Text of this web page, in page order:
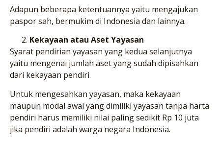
Adapun beberapa ketentuannya yaitu mengajukan
paspor sah, bermukim di Indonesia dan lainnya.
Kekayaan atau Aset Yayasan
Syarat pendirian yayasan yang kedua selanjutnya
yaitu mengenai jumlah aset yang sudah dipisahkan
dari kekayaan pendiri.
Untuk mengesahkan yayasan, maka kekayaan
maupun modal awal yang dimiliki yayasan tanpa harta
pendiri harus memiliki nilai paling sedikit Rp 10 juta
jika pendiri adalah warga negara Indonesia.